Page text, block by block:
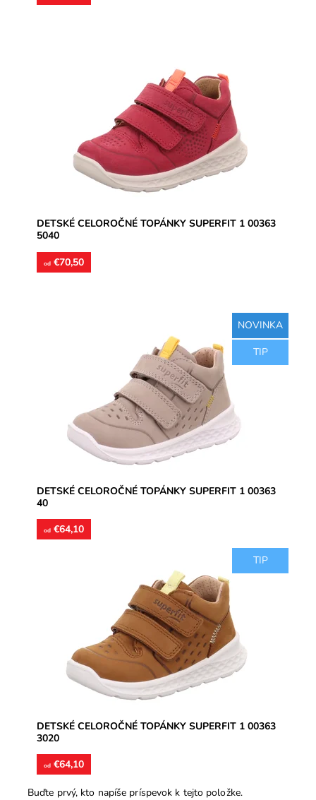
Zvršok usňová koža, vnútorné podšívky aj vložky
kožené. Topánky vhodné na stredne široké chodidlá,
Skladom
Superfit
2 roky
DETSKÉ CELOROČNÉ TOPÁNKY SUPERFIT 1 00363
5040
od €70,50
NOVINKA
TIP
Zvršok usňová koža, vnútorné podšívky aj vložky
kožené. Topánky vhodné na stredne široké chodidlá,
Skladom
Superfit
2 roky
DETSKÉ CELOROČNÉ TOPÁNKY SUPERFIT 1 00363
40
od €64,10
TIP
Zvršok usňová koža, vnútorné podšívky aj vložky
kožené. Topánky vhodné na stredne široké chodidlá,
Skladom
Superfit
2 roky
DETSKÉ CELOROČNÉ TOPÁNKY SUPERFIT 1 00363
3020
od €64,10
Buďte prvý, kto napíše príspevok k tejto položke.